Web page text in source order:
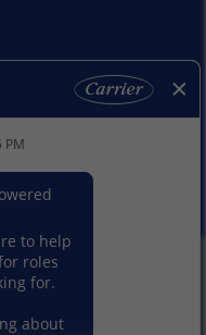
réservés
Plan du site